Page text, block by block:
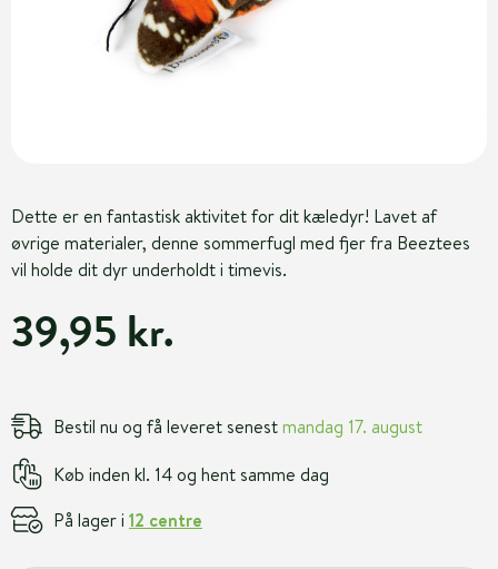
Dette er en fantastisk aktivitet for dit kæledyr! Lavet af
øvrige materialer, denne sommerfugl med fjer fra Beeztees
vil holde dit dyr underholdt i timevis.
39,95 kr.
Bestil nu og få leveret senestmandag 17. august
Køb inden kl. 14 og hent samme dag
På lager i 12 centre